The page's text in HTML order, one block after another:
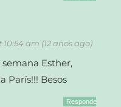
10:54 am (12 años ago)
semana Esther,
París!!! Besos
Responder